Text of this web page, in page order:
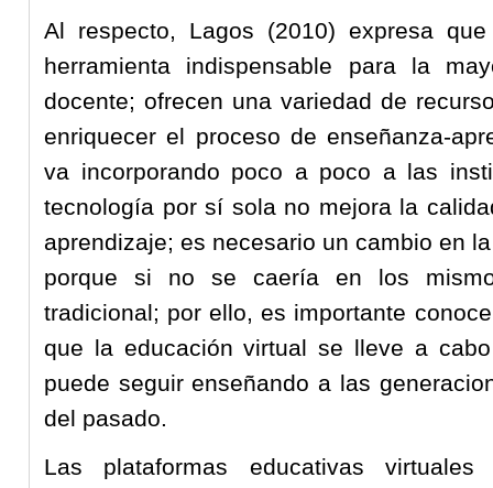
Al respecto, Lagos (2010) expresa
herramienta indispensable para la
docente; ofrecen una variedad de
enriquecer el proceso de enseñanza-
va incorporando poco a poco a las
tecnología por sí sola no mejora la
aprendizaje; es necesario un cambio en
porque si no se caería en los
tradicional; por ello, es importante
que la educación virtual se lleve a
puede seguir enseñando a las
del pasado.
Las plataformas educativas